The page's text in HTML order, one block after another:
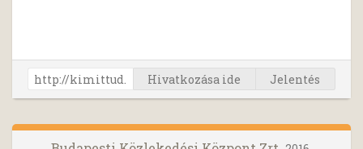
Hivatkozása ide Jelentés